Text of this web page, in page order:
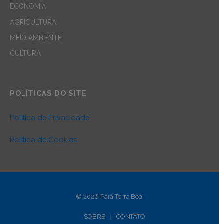
ECONOMIA
AGRICULTURA
MEIO AMBIENTE
CULTURA
POLÍTICAS DO SITE
Política de Privacidade
Política de Cookies
© 2026 Pará Terra Boa.
SOBRE CONTATO